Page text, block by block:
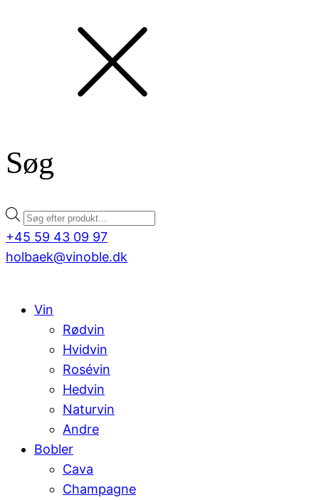
Søg
Products
search
+45 59 43 09 97
holbaek@vinoble.dk
Vin
Rødvin
Hvidvin
Rosévin
Hedvin
Naturvin
Andre
Bobler
Cava
Champagne